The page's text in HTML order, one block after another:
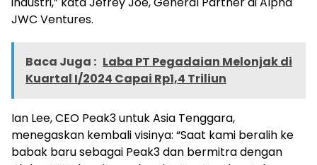
JWC Ventures.
Baca Juga : Laba PT Pegadaian Melonjak di
Kuartal I/2024 Capai Rp1,4 Triliun
Ian Lee, CEO Peak3 untuk Asia Tenggara,
menegaskan kembali visinya: “Saat kami beralih ke
babak baru sebagai Peak3 dan bermitra dengan